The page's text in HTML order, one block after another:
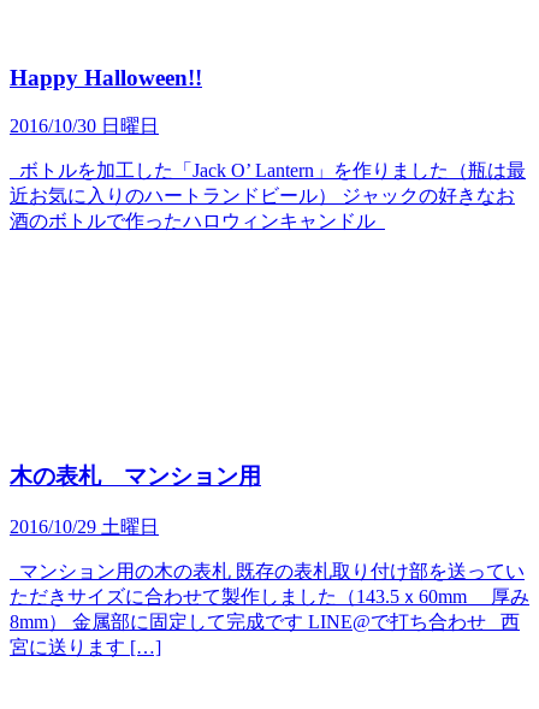
Happy Halloween!!
2016/10/30 日曜日
ボトルを加工した「Jack O’ Lantern」を作りました（瓶は最
近お気に入りのハートランドビール） ジャックの好きなお
酒のボトルで作ったハロウィンキャンドル
木の表札 マンション用
2016/10/29 土曜日
マンション用の木の表札 既存の表札取り付け部を送ってい
ただきサイズに合わせて製作しました（143.5ｘ60mm 厚み
8mm） 金属部に固定して完成です LINE@で打ち合わせ 西
宮に送ります […]